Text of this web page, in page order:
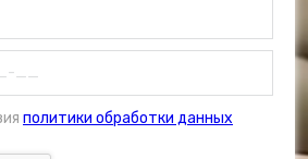
политики обработки данных